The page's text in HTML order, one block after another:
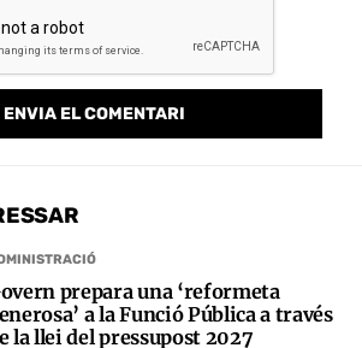
prepara una ‘reformeta
a la Funció Pública a través
la llei del pressupost 2027